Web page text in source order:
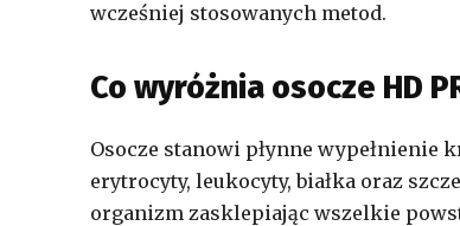
wcześniej stosowanych metod.
Co wyróżnia osocze HD
Osocze stanowi płynne wypełnienie
erytrocyty, leukocyty, białka oraz
organizm zasklepiając wszelkie